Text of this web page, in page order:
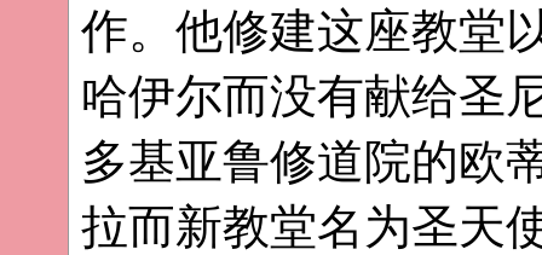
作。他修建这座教堂
哈伊尔而没有献给圣
多基亚鲁修道院的欧
拉而新教堂名为圣天